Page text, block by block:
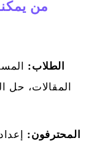
من
الطلاب:
المقالات، حل
المحترفون: